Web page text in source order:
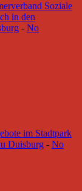
Soziale
in den
- No
im Stadtpark
Duisburg - No